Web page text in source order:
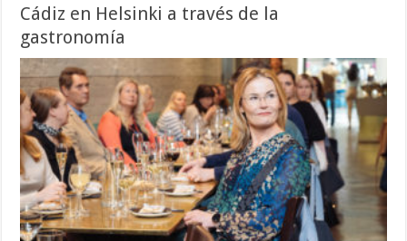
Cádiz en Helsinki a través de la
gastronomía